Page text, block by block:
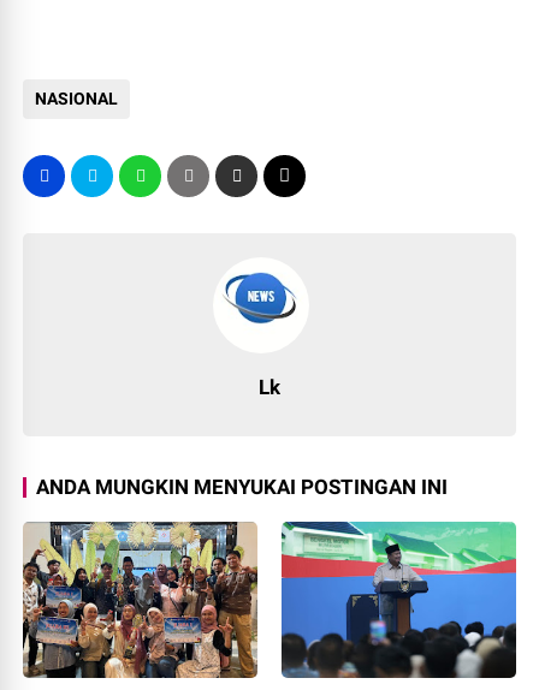
NASIONAL
Lk
ANDA MUNGKIN MENYUKAI POSTINGAN INI